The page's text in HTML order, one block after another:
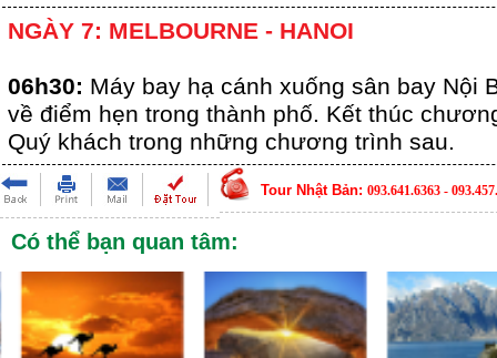
NGÀY 7: MELBOURNE - HANOI
06h30: Máy bay hạ cánh xuống sân bay Nội
về điểm hẹn trong thành phố. Kết thúc
Quý khách trong những chương trình sau.
Tour Nhật Bản: 093.641.6363 -
Có thể bạn quan tâm: